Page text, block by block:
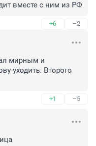
вместе с ним из РФ
+6 –2
мирным и
уходить. Второго
+1 –5